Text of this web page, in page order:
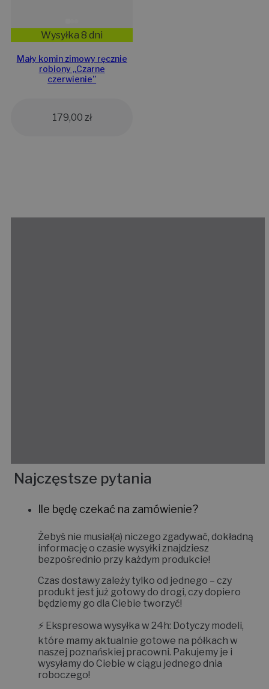
Wysyłka 8 dni
Mały komin zimowy ręcznie
robiony „Czarne
czerwienie”
179,00 zł
Najczęstsze pytania
Ile będę czekać na zamówienie?
Żebyś nie musiał(a) niczego zgadywać, dokładną
informację o czasie wysyłki znajdziesz
bezpośrednio przy każdym produkcie!
Czas dostawy zależy tylko od jednego – czy
produkt jest już gotowy do drogi, czy dopiero
będziemy go dla Ciebie tworzyć!
⚡ Ekspresowa wysyłka w 24h: Dotyczy modeli,
które mamy aktualnie gotowe na półkach w
naszej poznańskiej pracowni. Pakujemy je i
wysyłamy do Ciebie w ciągu jednego dnia
roboczego!